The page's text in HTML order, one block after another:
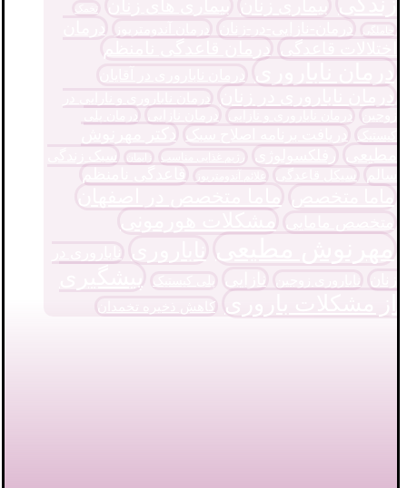
بیماری زنان بیماری های زنان
تخمک
حاملگی
درمان-نازایی-در-زنان درمان آندومتریوز
درمان
اختلالات قاعدگی درمان قاعدگی نامنظم
درمان ناباروری درمان ناباروری در آقایان
درمان ناباروری در زنان
درمان ناباروری و نارایی در
زوجین
درمان ناباروری و نازایی درمان نازایی
درمان پلی
کیستیک
دریافت برنامه اصلاح سبک
دکتر مهرنوش
مطیعی
رفلکسولوژی رژیم غذایی مناسب زایمان
سبک زندگی
سالم
سیکل قاعدگی علائم آندومتریوز قاعدگی نامنظم
ماما متخصص ماما متخصص در اصفهان
متخصص مامایی مشکلات هورمونی
مهرنوش مطیعی ناباروری
ناباروری در
زنان
ناباروری زوجین نازایی پلی کیستیک
پیشگیری
از مشکلات باروری
کاهش ذخیره تخمدان